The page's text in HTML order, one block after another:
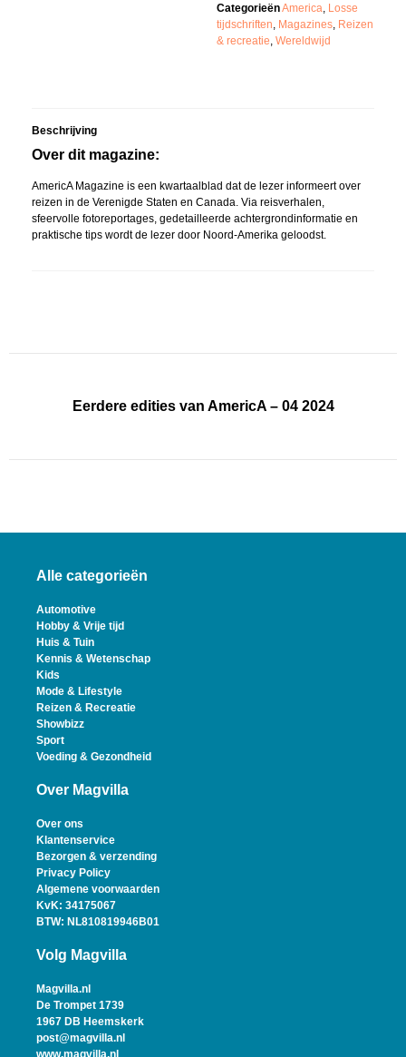
CategorieënAmerica, Losse
tijdschriften, Magazines, Reizen
& recreatie, Wereldwijd
Beschrijving
Over dit magazine:
AmericA Magazine is een kwartaalblad dat de lezer informeert over
reizen in de Verenigde Staten en Canada. Via reisverhalen,
sfeervolle fotoreportages, gedetailleerde achtergrondinformatie en
praktische tips wordt de lezer door Noord-Amerika geloodst.
Eerdere edities van AmericA – 04 2024
Alle categorieën
Automotive
Hobby & Vrije tijd
Huis & Tuin
Kennis & Wetenschap
Kids
Mode & Lifestyle
Reizen & Recreatie
Showbizz
Sport
Voeding & Gezondheid
Over Magvilla
Over ons
Klantenservice
Bezorgen & verzending
Privacy Policy
Algemene voorwaarden
KvK: 34175067
BTW: NL810819946B01
Volg Magvilla
Magvilla.nl
De Trompet 1739
1967 DB Heemskerk
post@magvilla.nl
www.magvilla.nl